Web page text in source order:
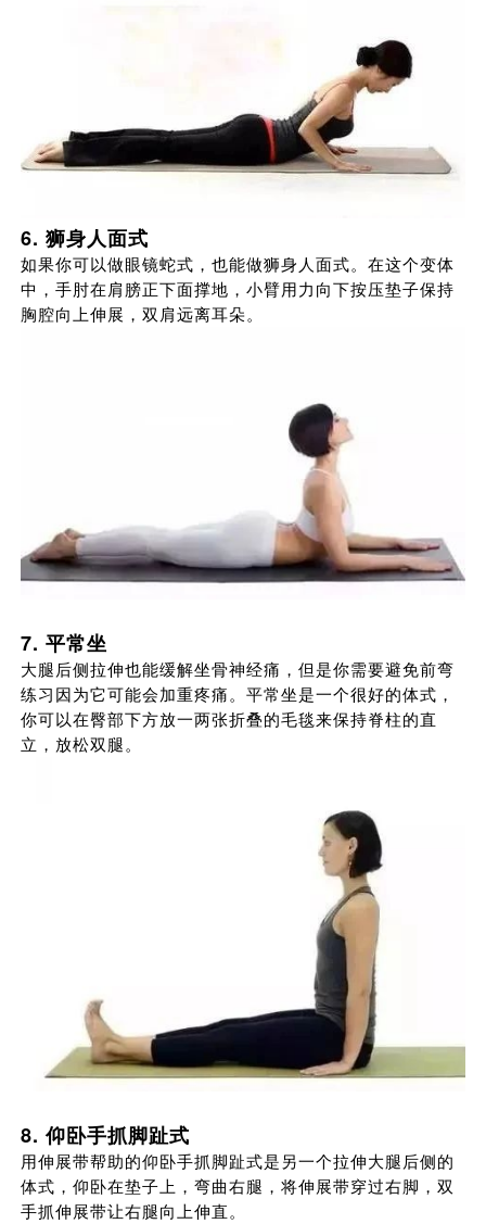
6. 狮身人面式
如果你可以做眼镜蛇式，也能做狮身人面式。在这个变体
中，手肘在肩膀正下面撑地，小臂用力向下按压垫子保持
胸腔向上伸展，双肩远离耳朵。
7. 平常坐
大腿后侧拉伸也能缓解坐骨神经痛，但是你需要避免前弯
练习因为它可能会加重疼痛。平常坐是一个很好的体式，
你可以在臀部下方放一两张折叠的毛毯来保持脊柱的直
立，放松双腿。
8. 仰卧手抓脚趾式
用伸展带帮助的仰卧手抓脚趾式是另一个拉伸大腿后侧的
体式，仰卧在垫子上，弯曲右腿，将伸展带穿过右脚，双
手抓伸展带让右腿向上伸直。